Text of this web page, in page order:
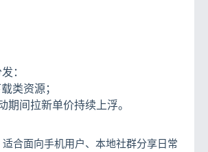
：
类资源；
间拉新单价持续上浮。
合面向手机用户、本地社群分享日常